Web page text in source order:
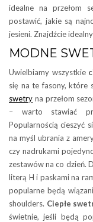
idealne na przełom
postawić, jakie są
jesieni. Znajdźcie
MODNE
Uwielbiamy wszystkie
się na te fasony, które
swetry na przełom
– warto stawiać
Popularnością cieszyć
na myśl ubrania z
czy nadrukami
zestawów na co dzień.
literą H i paskami na
popularne będą
shoulders. Ciepłe
świetnie, jeśli będą